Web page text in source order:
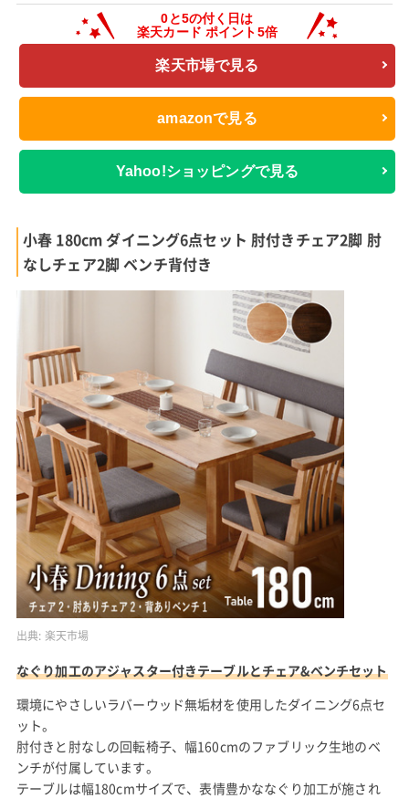
楽天市場で見る
amazonで見る
Yahoo!ショッピングで見る
小春 180cm ダイニング6点セット 肘付きチェア2脚 肘
なしチェア2脚 ベンチ背付き
出典: 楽天市場
なぐり加工のアジャスター付きテーブルとチェア&ベンチセット
環境にやさしいラバーウッド無垢材を使用したダイニング6点セ
ット。
肘付きと肘なしの回転椅子、幅160cmのファブリック生地のベ
ンチが付属しています。
テーブルは幅180cmサイズで、表情豊かななぐり加工が施され